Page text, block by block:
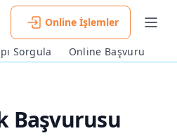
Online İşlemler
Menü
Sorgula Online Başvuru
Başvurusu